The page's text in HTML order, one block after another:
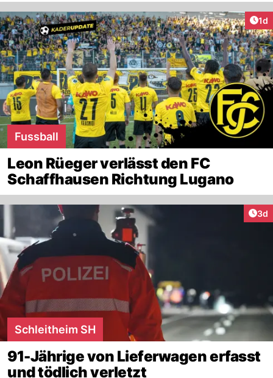
1d
Fussball
Leon Rüeger verlässt den FC
Schaffhausen Richtung Lugano
3d
Schleitheim SH
91-Jährige von Lieferwagen erfasst
und tödlich verletzt